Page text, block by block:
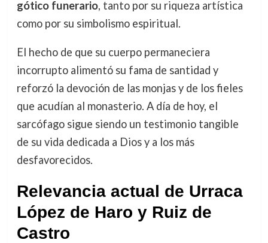
gótico funerario, tanto por su riqueza artística
como por su simbolismo espiritual.
El hecho de que su cuerpo permaneciera
incorrupto alimentó su fama de santidad y
reforzó la devoción de las monjas y de los fieles
que acudían al monasterio. A día de hoy, el
sarcófago sigue siendo un testimonio tangible
de su vida dedicada a Dios y a los más
desfavorecidos.
Relevancia actual de Urraca
López de Haro y Ruiz de
Castro